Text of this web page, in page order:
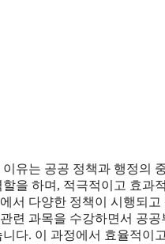
유는 공공 정책과 행정의
을 하며, 적극적이고 효과
서 다양한 정책이 시행되
련 과목을 수강하면서 공
다. 이 과정에서 효율적이